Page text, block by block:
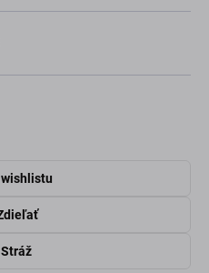
wishlistu
Stráž